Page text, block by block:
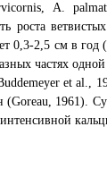
А.
роста
0,3-2,5 см в год
частях
et al.,
1961).